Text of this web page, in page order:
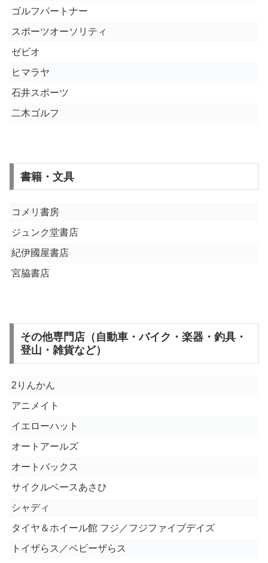
ゴルフパートナー
スポーツオーソリティ
ゼビオ
ヒマラヤ
石井スポーツ
二木ゴルフ
書籍・文具
コメリ書房
ジュンク堂書店
紀伊國屋書店
宮脇書店
その他専門店（自動車・バイク・楽器・釣具・
登山・雑貨など）
2りんかん
アニメイト
イエローハット
オートアールズ
オートバックス
サイクルベースあさひ
シャディ
タイヤ＆ホイール館 フジ／フジファイブデイズ
トイザらス／ベビーザらス